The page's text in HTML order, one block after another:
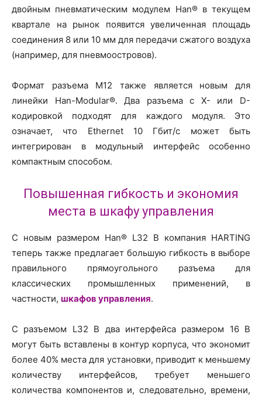
двойным пневматическим модулем Han® в текущем
квартале на рынок появится увеличенная площадь
соединения 8 или 10 мм для передачи сжатого воздуха
(например, для пневмоостровов).
Формат разъема M12 также является новым для
линейки Han-Modular®. Два разъема с X- или D-
кодировкой подходят для каждого модуля. Это
означает, что Ethernet 10 Гбит/с может быть
интегрирован в модульный интерфейс особенно
компактным способом.
Повышенная гибкость и экономия
места в шкафу управления
С новым размером Han® L32 B компания HARTING
теперь также предлагает большую гибкость в выборе
правильного прямоугольного разъема для
классических промышленных применений, в
частности, шкафов управления.
С разъемом L32 B два интерфейса размером 16 B
могут быть вставлены в контур корпуса, что экономит
более 40% места для установки, приводит к меньшему
количеству интерфейсов, требует меньшего
количества компонентов и, следовательно, времени,